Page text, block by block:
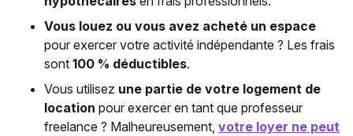
Vous louez ou vous avez acheté un espace
pour exercer votre activité indépendante ? Les frais
sont 100 % déductibles.
Vous utilisez une partie de votre logement de
location pour exercer en tant que professeur
freelance ? Malheureusement, votre loyer ne peut